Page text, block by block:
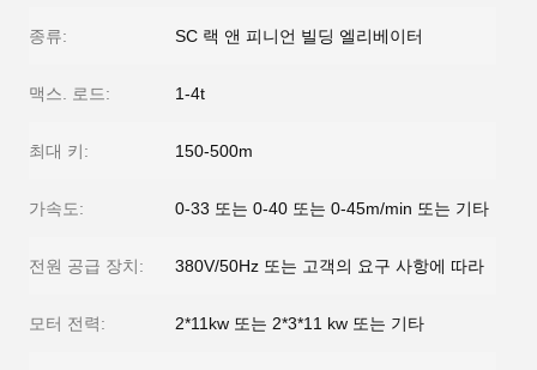
종류: SC 랙 앤 피니언 빌딩 엘리베이터
맥스. 로드: 1-4t
최대 키: 150-500m
가속도: 0-33 또는 0-40 또는 0-45m/min 또는 기타
전원 공급 장치: 380V/50Hz 또는 고객의 요구 사항에 따라
모터 전력: 2*11kw 또는 2*3*11 kw 또는 기타